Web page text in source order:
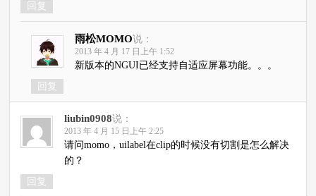
回复
雨松MOMO说：
2013 年 4 月 17 日上午 1:52
新版本的NGUI已经支持自适应屏幕功能。。。
回复
liubin0908说：
2013 年 4 月 15 日上午 2:25
请问momo，uilabel在clip的时候没有切割是怎么解决
的？
回复